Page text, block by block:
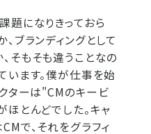
題になりきっておら
ブランディングとして
そもそも違うことなの
います。僕が仕事を始
ターは"CMのキービ
とんどでした。キャ
で、それをグラフィ